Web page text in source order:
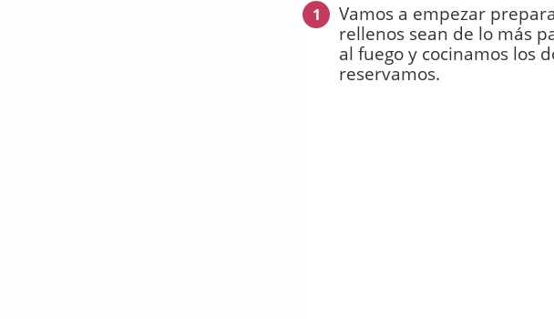
1
Vamos a empezar
rellenos sean de lo más
al fuego y cocinamos los
reservamos.